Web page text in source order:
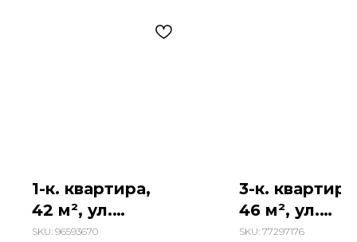
1-к. квартира,
42 м², ул.
Петренко
SKU: 96593670
3-к.
46 м², ул.
Белорусская
SKU: 77297176